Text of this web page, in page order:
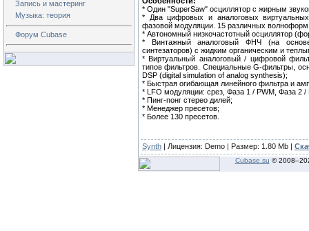
Запись и мастеринг
Музыка: теория
Форум Cubase
* Один "SuperSaw" осциллятор с жирным
* Два цифровых и аналоговых
фазовой модуляции. 15 различных волноформ
* Автономный низкочастотный осциллятор
* Винтажный аналоговый ФНЧ (на
синтезаторов) с жидким органическим и
* Виртуальный аналоговый / цифровой
типов фильтров. Специальные G-фильтры,
DSP (digital simulation of analog synthesis);
* Быстрая огибающая линейного фильтра и
* LFO модуляции: срез, Фаза 1 / PWM, Фаза 2
* Пинг-понг стерео дилей;
* Менеджер пресетов;
* Более 130 пресетов.
Synth | Лицензия: Demo | Размер: 1.80 Mb |
Cubase.su © 2008–